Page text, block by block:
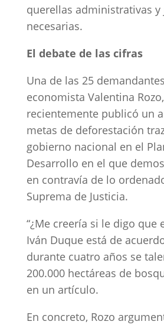
querellas administrativas y
necesarias.
El debate de las cifras
Una de las 25
economista Valentina Rozo,
recientemente publicó un
metas de deforestación
gobierno nacional en el
Desarrollo en el que
en contravía de lo
Suprema de Justicia.
“¿Me creería si le digo que
Iván Duque está de
durante cuatro años se
200.000 hectáreas de
en un artículo.
En concreto, Rozo